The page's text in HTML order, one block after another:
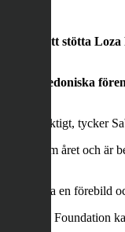
att stötta
makedoniska
är viktigt, tycker
om året och
hon.
vara en förebild
att Loza Foundation